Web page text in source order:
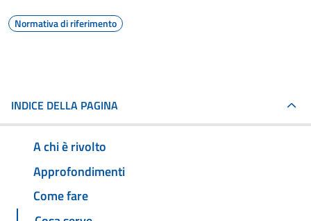
Normativa di riferimento
INDICE DELLA PAGINA
A chi è rivolto
Approfondimenti
Come fare